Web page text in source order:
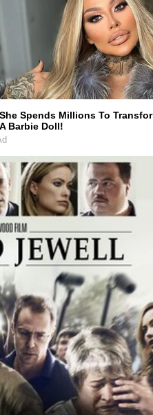
She Spends Millions To
A Barbie Doll!